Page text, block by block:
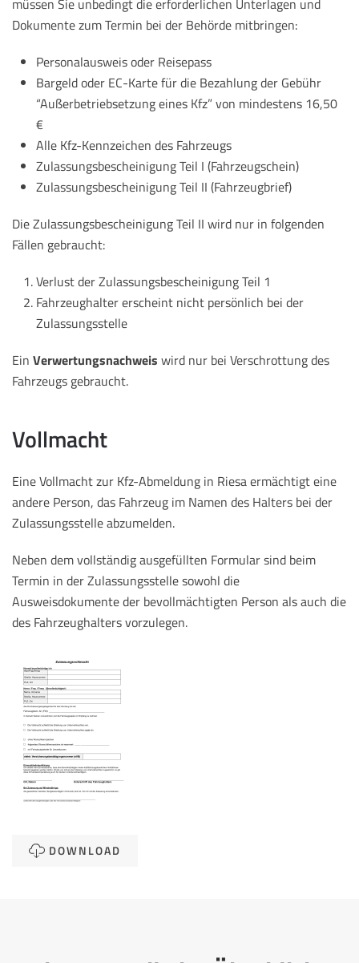
müssen Sie unbedingt die erforderlichen Unterlagen und
Dokumente zum Termin bei der Behörde mitbringen:
Personalausweis oder Reisepass
Bargeld oder EC-Karte für die Bezahlung der Gebühr
“Außerbetriebsetzung eines Kfz” von mindestens 16,50
€
Alle Kfz-Kennzeichen des Fahrzeugs
Zulassungsbescheinigung Teil I (Fahrzeugschein)
Zulassungsbescheinigung Teil II (Fahrzeugbrief)
Die Zulassungsbescheinigung Teil II wird nur in folgenden
Fällen gebraucht:
Verlust der Zulassungsbescheinigung Teil 1
Fahrzeughalter erscheint nicht persönlich bei der
Zulassungsstelle
Ein Verwertungsnachweis wird nur bei Verschrottung des
Fahrzeugs gebraucht.
Vollmacht
Eine Vollmacht zur Kfz-Abmeldung in Riesa ermächtigt eine
andere Person, das Fahrzeug im Namen des Halters bei der
Zulassungsstelle abzumelden.
Neben dem vollständig ausgefüllten Formular sind beim
Termin in der Zulassungsstelle sowohl die
Ausweisdokumente der bevollmächtigten Person als auch die
des Fahrzeughalters vorzulegen.
DOWNLOAD